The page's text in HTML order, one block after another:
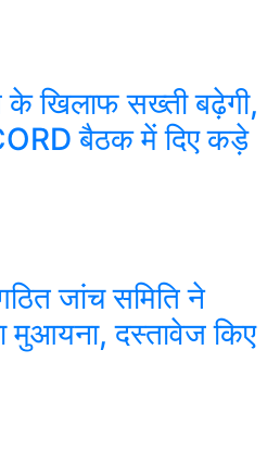
के खिलाफ सख्ती बढ़ेगी,
बैठक में दिए कड़े
गठित जांच समिति ने
मुआयना, दस्तावेज किए